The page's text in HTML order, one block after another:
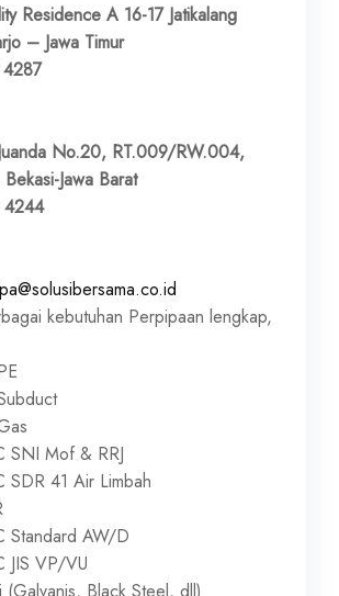
Residence A 16-17 Jatikalang
– Jawa Timur
No.20, RT.009/RW.004,
Jawa Barat
kebutuhan Perpipaan lengkap,
SNI Mof & RRJ
41 Air Limbah
Standard AW/D
JIS VP/VU
Black Steel, dll)